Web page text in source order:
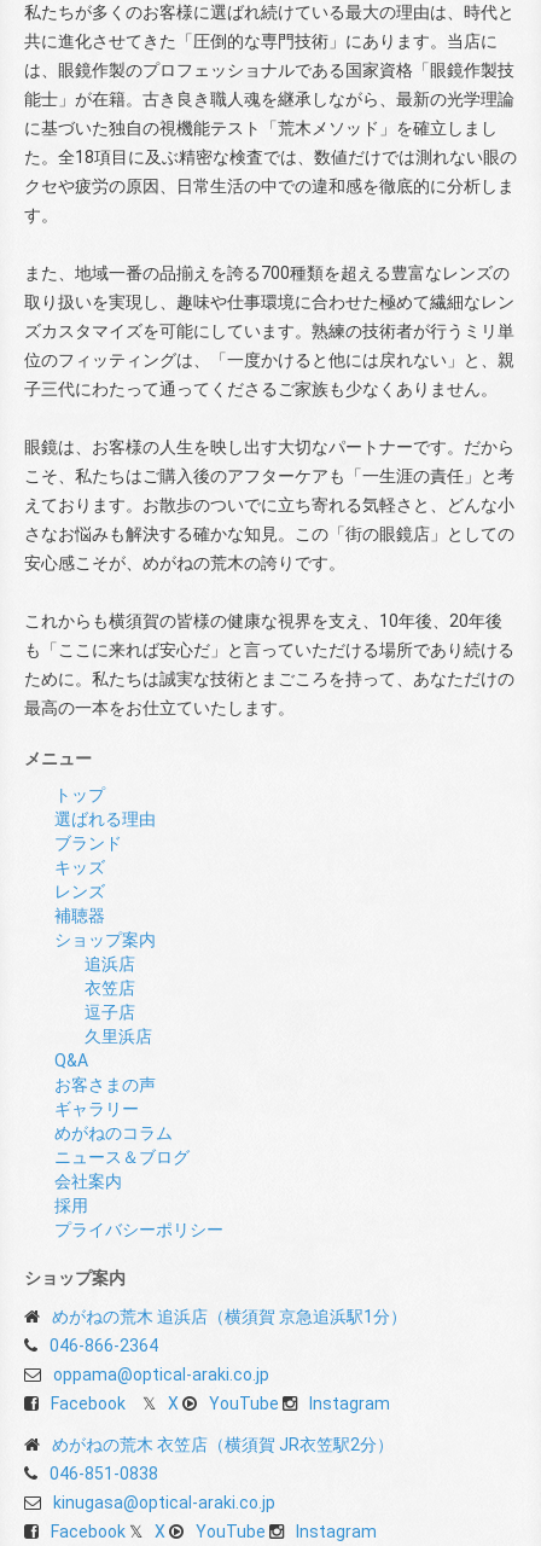
私たちが多くのお客様に選ばれ続けている最大の理由は、時代と
共に進化させてきた「圧倒的な専門技術」にあります。当店に
は、眼鏡作製のプロフェッショナルである国家資格「眼鏡作製技
能士」が在籍。古き良き職人魂を継承しながら、最新の光学理論
に基づいた独自の視機能テスト「荒木メソッド」を確立しまし
た。全18項目に及ぶ精密な検査では、数値だけでは測れない眼の
クセや疲労の原因、日常生活の中での違和感を徹底的に分析しま
す。
また、地域一番の品揃えを誇る700種類を超える豊富なレンズの
取り扱いを実現し、趣味や仕事環境に合わせた極めて繊細なレン
ズカスタマイズを可能にしています。熟練の技術者が行うミリ単
位のフィッティングは、「一度かけると他には戻れない」と、親
子三代にわたって通ってくださるご家族も少なくありません。
眼鏡は、お客様の人生を映し出す大切なパートナーです。だから
こそ、私たちはご購入後のアフターケアも「一生涯の責任」と考
えております。お散歩のついでに立ち寄れる気軽さと、どんな小
さなお悩みも解決する確かな知見。この「街の眼鏡店」としての
安心感こそが、めがねの荒木の誇りです。
これからも横須賀の皆様の健康な視界を支え、10年後、20年後
も「ここに来れば安心だ」と言っていただける場所であり続ける
ために。私たちは誠実な技術とまごころを持って、あなただけの
最高の一本をお仕立ていたします。
メニュー
トップ
選ばれる理由
ブランド
キッズ
レンズ
補聴器
ショップ案内
追浜店
衣笠店
逗子店
久里浜店
Q&A
お客さまの声
ギャラリー
めがねのコラム
ニュース＆ブログ
会社案内
採用
プライバシーポリシー
ショップ案内
めがねの荒木 追浜店（横須賀 京急追浜駅1分）
046-866-2364
oppama@optical-araki.co.jp
Facebook
X YouTube Instagram
めがねの荒木 衣笠店（横須賀 JR衣笠駅2分）
046-851-0838
kinugasa@optical-araki.co.jp
Facebook
X YouTube Instagram